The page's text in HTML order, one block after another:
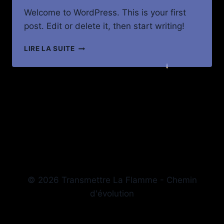
Welcome to WordPress. This is your first
post. Edit or delete it, then start writing!
LIRE LA SUITEHELLO
© 2026 Transmettre La Flamme - Chemin
d'évolution